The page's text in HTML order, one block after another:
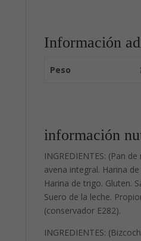
Información
Peso
información
INGREDIENTES: (Pan
avena integral. Harina
Harina de trigo. Gluten.
Suero de la leche.
(conservador E282).
INGREDIENTES: